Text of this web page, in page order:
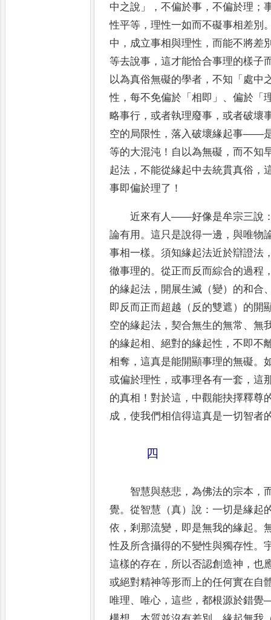
中之說 」，不偏於事 ，不偏於理 ；
性平等 ，理性一如而不礙事相差別
中 ， 成立事相與理性 ，而能不將差
等去說事 ，這才能恰合事理的樣子
以為真俗無礙的學者 ，不知 「 處中
性 ，每不免偏於 「相即 」、偏於 「
略事行 ，或者執理廢事 ，或者破壞
空的局限性 ，落入破壞緣起事——
等的大混沌 ！ 自以為無礙 ，而不知
起法 ，不能從緣起中去統貫真俗 ，
事即偏於理了 ！
近來有人——好像是牟宗三說
論有用 。這只是說得一邊 ，與唯物
事相一樣。須知緣起法近於辯證法
徹事理的。從正而反而綜合的過程
的緣起法 ， 開展生滅（變）的和合
即反而正而超越（反的雙遮）的開
空的緣起法 ，契合無生的無常 、無
的緣起相、絕對的緣起性 ，不即不
相奪 ，這真是能開顯事理的無礙。
或偏於理性 ，或事理各有一套 ，這
的真相 ！對於這 ， 中觀能抉擇釋尊
成 ，使我們相信得這真是一切智者
四
智慧與慈悲 ，為佛法的宗本 ，
覺。從智慧（真）說 ：一切是緣起
依 ，剎那流變 ， 即是無我的緣起。
性及 所含攝得的不變性與獨存性。
這樣的存在 ， 所以否認創造神 ，也
或絕對精神等形而上的任何實在自
唯理、唯心 ，這些 ，都根源於錯覺